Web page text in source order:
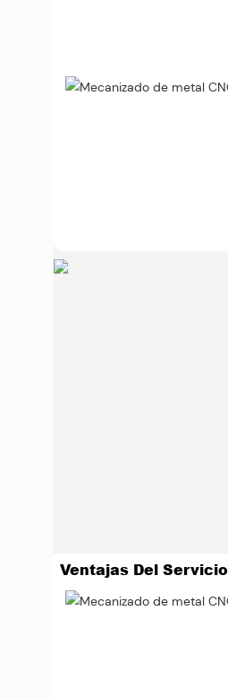
Ventajas Del Servicio